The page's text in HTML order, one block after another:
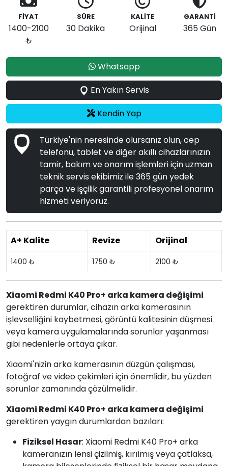
FİYAT
1400-2100
₺
SÜRE
30 Dakika
KALİTE
Orijinal
GARANTİ
365 Gün
Whatsapp
En Yakın Servis
Kendin Yap
Türkiye'nin neresinde olursanız olun, cep
telefonu, tablet ve diğer akıllı cihazlarınızın
tamir, bakım ve onarım işlemleri için uzman
teknik servis ekibimiz ile 365 gün yedek
parça ve işçilik garantili profesyonel onarım
hizmeti veriyoruz.
A+ Kalite Revize Orijinal
1400 ₺ 1750 ₺ 2100 ₺
Xiaomi Redmi K40 Pro+ arka kamera değişimi
gerektiren durumlar, cihazın arka kamerasının
işlevselliğini kaybetmesi, görüntü kalitesinin düşmesi
veya kamera uygulamalarında sorunlar yaşanması
gibi nedenlerle ortaya çıkar.
Xiaomi'nizin arka kamerasının düzgün çalışması,
fotoğraf ve video çekimleri için önemlidir, bu yüzden
sorunlar zamanında çözülmelidir.
Xiaomi Redmi K40 Pro+ arka kamera değişimi
gerektiren yaygın durumlardan bazıları:
Fiziksel Hasar: Xiaomi Redmi K40 Pro+ arka
kameranızın lensi çizilmiş, kırılmış veya çatlaksa,